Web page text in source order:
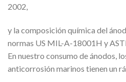
2002,
y la composición química del
normas US MIL-A-18001H y
En nuestro consumo de ánodos,
anticorrosión marinos tienen un